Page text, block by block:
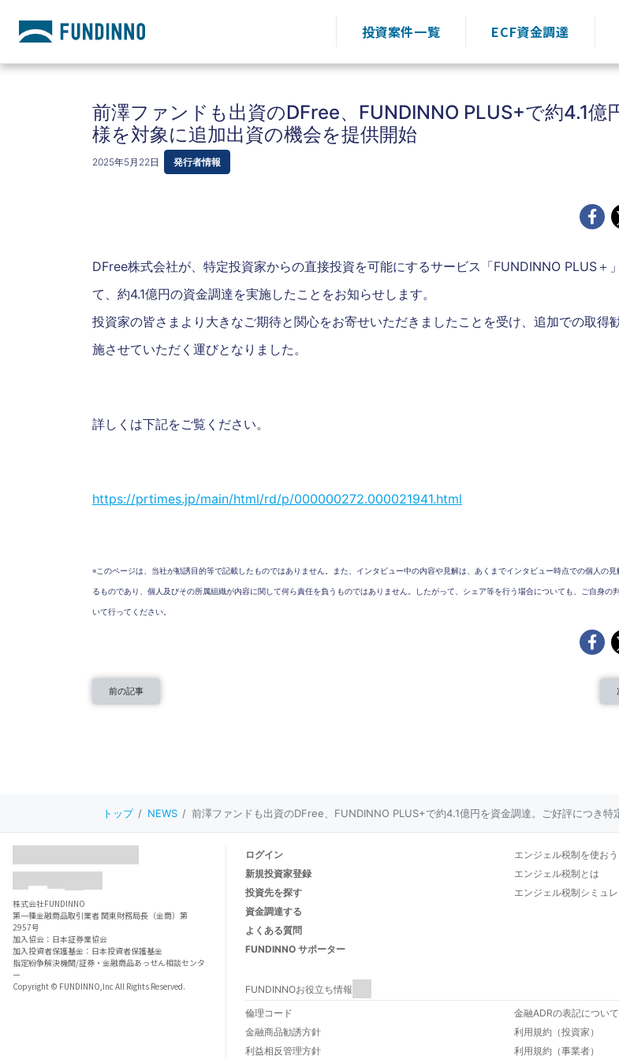
投資案件一覧 ECF資金調達
前澤ファンドも出資のDFree、FUNDINNO PLUS+で約4.1億
様を対象に追加出資の機会を提供開始
2025年5月22日 発行者情報
DFree株式会社が、特定投資家からの直接投資を可能にするサービス「FUNDINNO PLUS＋
て、約4.1億円の資金調達を実施したことをお知らせします。
投資家の皆さまより大きなご期待と関心をお寄せいただきましたことを受け、追加での取得
施させていただく運びとなりました。
詳しくは下記をご覧ください。
https://prtimes.jp/main/html/rd/p/000000272.000021941.html
※このページは、当社が勧誘目的等で記載したものではありません。また、インタビュー中の内容や見解は、あくまでインタビュー時点での個人の見
るものであり、個人及びその所属組織が内容に関して何ら責任を負うものではありません。したがって、シェア等を行う場合についても、ご自身の
いて行ってください。
前の記事
トップ NEWS 前澤ファンドも出資のDFree、FUNDINNO PLUS+で約4.1億円を資金調達。ご好評につき
株式会社FUNDINNO
第一種金融商品取引業者 関東財務局長（金商）第
2957号
加入協会：日本証券業協会
加入投資者保護基金：日本投資者保護基金
指定紛争解決機関/証券・金融商品あっせん相談センタ
ー
Copyright © FUNDINNO,Inc All Rights Reserved.
ログイン
新規投資家登録
投資先を探す
資金調達する
よくある質問
FUNDINNO サポーター
エンジェル税制を使おう
エンジェル税制とは
エンジェル税制シミュ
FUNDINNOお役立ち情報
FUNDINNOとは
FUNDINNOご利用ガイド
数字でわかるFUNDINNO
倫理コード
金融商品勧誘方針
利益相反管理方針
金融ADRの表記について
利用規約（投資家）
利用規約（事業者）